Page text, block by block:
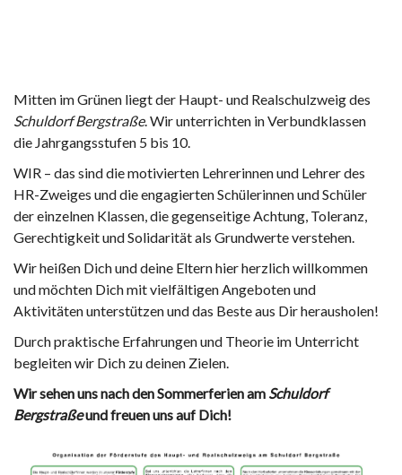
Mitten im Grünen liegt der Haupt- und Realschulzweig des
Schuldorf Bergstraße. Wir unterrichten in Verbundklassen
die Jahrgangsstufen 5 bis 10.
WIR – das sind die motivierten Lehrerinnen und Lehrer des
HR-Zweiges und die engagierten Schülerinnen und Schüler
der einzelnen Klassen, die gegenseitige Achtung, Toleranz,
Gerechtigkeit und Solidarität als Grundwerte verstehen.
Wir heißen Dich und deine Eltern hier herzlich willkommen
und möchten Dich mit vielfältigen Angeboten und
Aktivitäten unterstützen und das Beste aus Dir herausholen!
Durch praktische Erfahrungen und Theorie im Unterricht
begleiten wir Dich zu deinen Zielen.
Wir sehen uns nach den Sommerferien am Schuldorf
Bergstraßeund freuen uns auf Dich!